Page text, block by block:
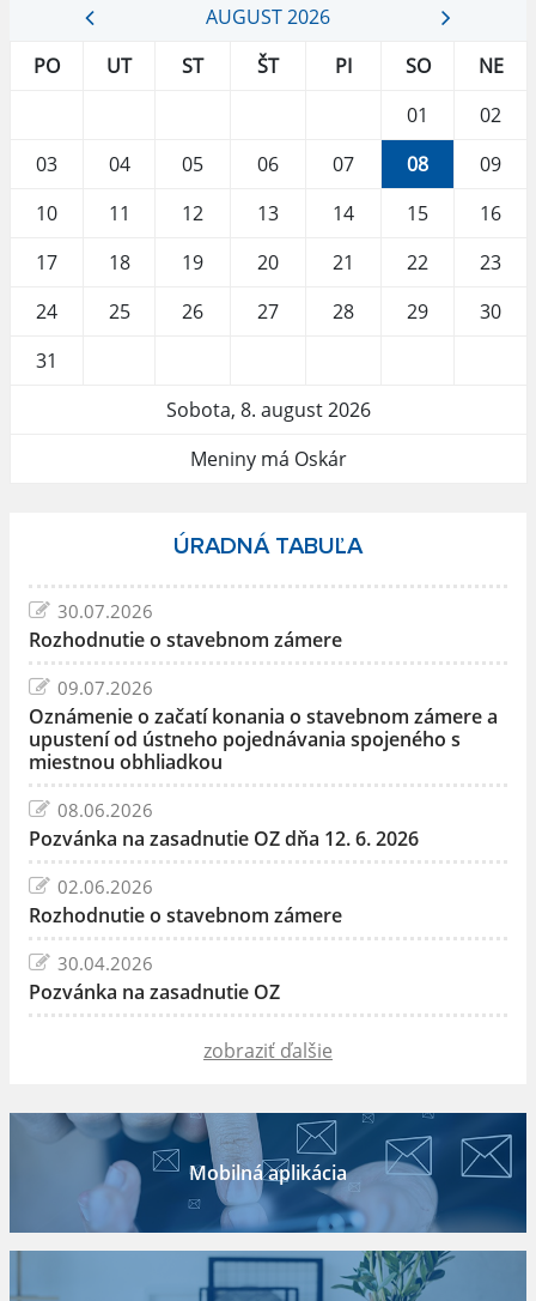
AUGUST 2026
PO
UT ST ŠT PI SO
NE
01
02
03
04 05 06 07 08
09
10
11 12 13 14 15
16
17
18 19 20 21 22
23
24
25 26 27 28 29
30
31
Sobota, 8. august 2026
Meniny má Oskár
ÚRADNÁ TABUĽA
30.07.2026
Rozhodnutie o stavebnom zámere
09.07.2026
Oznámenie o začatí konania o stavebnom zámere a
upustení od ústneho pojednávania spojeného s
miestnou obhliadkou
08.06.2026
Pozvánka na zasadnutie OZ dňa 12. 6. 2026
02.06.2026
Rozhodnutie o stavebnom zámere
30.04.2026
Pozvánka na zasadnutie OZ
zobraziť ďalšie
Mobilná aplikácia